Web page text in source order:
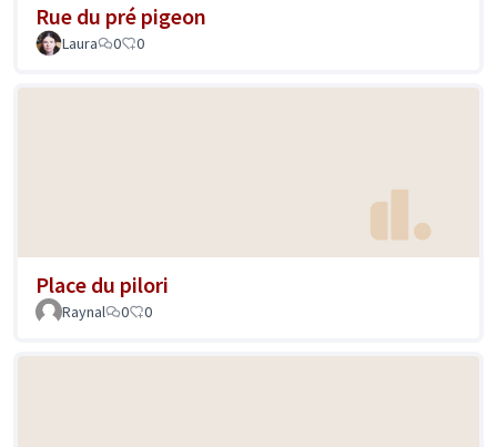
Rue du pré pigeon
Laura 0 0
Place du pilori
Raynal 0 0